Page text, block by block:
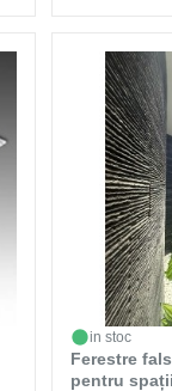
in stoc
Ferestre
pentru